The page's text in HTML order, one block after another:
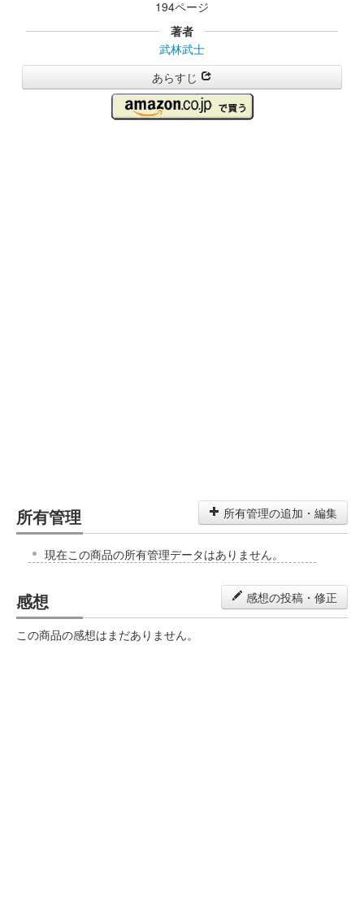
194ページ
著者
武林武士
あらすじ
所有管理 所有管理の追加・編集
現在この商品の所有管理データはありません。
感想 感想の投稿・修正
この商品の感想はまだありません。